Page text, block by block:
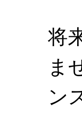
将
ま
ン